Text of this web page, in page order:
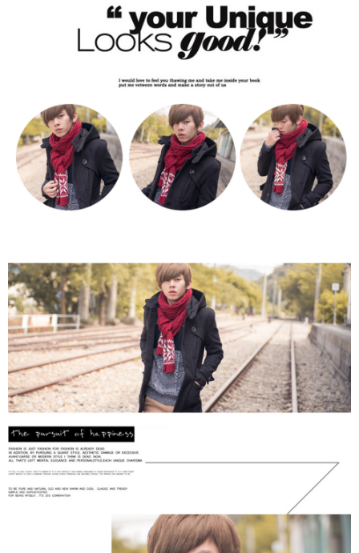
１．透過由恩沛科技股份有限公司提供之「AFTEE先享後付」服務完成之交
易，需依本服務之必要範圍內提供個人資料，並將交易相關給付款項請求債
權轉讓予恩沛科技股份有限公司。
２．關於個人資料處理事宜，請瀏覽以下網址：
３．未成年的使用者請事先徵得法定代理人或監護人之同意方可使用
４．使用「AFTEE先享後付」時，將依據個別帳號之用戶狀況，依本公司即
時審查核予不同之上限額度；若仍有額度不足之情形，本公司將視審查結果
請求用戶進行身份認證。
５．嚴禁一人註冊多個帳號或使用他人資訊註冊。若發現惡意使用之情形，
恩沛科技股份有限公司將有權停止該用戶之使用額度並採取法律行動。
每筆NT$120，滿NT$3,000(含以上)免運費